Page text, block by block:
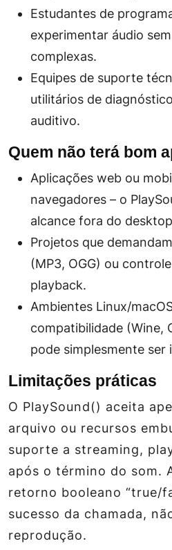
Estudantes de
experimentar áudio
complexas.
Equipes de suporte
utilitários de
auditivo.
Quem não terá bom
Aplicações web ou
navegadores – o
alcance fora do
Projetos que
(MP3, OGG) ou
playback.
Ambientes Linux/
compatibilidade (Wine,
pode simplesmente ser
Limitações práticas
O PlaySound() aceita
arquivo ou recursos
suporte a streaming,
após o término do som.
retorno booleano “true/
sucesso da chamada,
reprodução.